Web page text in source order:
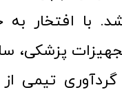
با افتخار
پزشکی،
گردآوری تیمی